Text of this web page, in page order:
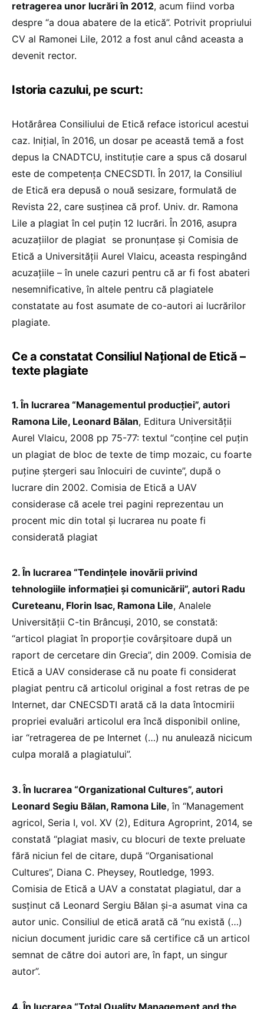
retragerea unor lucrări în 2012, acum fiind vorba
despre “a doua abatere de la etică”. Potrivit propriului
CV al Ramonei Lile, 2012 a fost anul când aceasta a
devenit rector.
Istoria cazului, pe scurt:
Hotărârea Consiliului de Etică reface istoricul acestui
caz. Inițial, în 2016, un dosar pe această temă a fost
depus la CNADTCU, instituție care a spus că dosarul
este de competența CNECSDTI. În 2017, la Consiliul
de Etică era depusă o nouă sesizare, formulată de
Revista 22, care susținea că prof. Univ. dr. Ramona
Lile a plagiat în cel puțin 12 lucrări. În 2016, asupra
acuzațiilor de plagiat se pronunțase și Comisia de
Etică a Universității Aurel Vlaicu, aceasta respingând
acuzațiile – în unele cazuri pentru că ar fi fost abateri
nesemnificative, în altele pentru că plagiatele
constatate au fost asumate de co-autori ai lucrărilor
plagiate.
Ce a constatat Consiliul Național de Etică –
texte plagiate
1. În lucrarea “Managementul producției”, autori
Ramona Lile, Leonard Bălan, Editura Universității
Aurel Vlaicu, 2008 pp 75-77: textul “conține cel puțin
un plagiat de bloc de texte de timp mozaic, cu foarte
puține ștergeri sau înlocuiri de cuvinte”, după o
lucrare din 2002. Comisia de Etică a UAV
considerase că acele trei pagini reprezentau un
procent mic din total și lucrarea nu poate fi
considerată plagiat
2. În lucrarea “Tendințele inovării privind
tehnologiile informației și comunicării”, autori Radu
Cureteanu, Florin Isac, Ramona Lile, Analele
Universității C-tin Brâncuși, 2010, se constată:
“articol plagiat în proporție covârșitoare după un
raport de cercetare din Grecia”, din 2009. Comisia de
Etică a UAV considerase că nu poate fi considerat
plagiat pentru că articolul original a fost retras de pe
Internet, dar CNECSDTI arată că la data întocmirii
propriei evaluări articolul era încă disponibil online,
iar “retragerea de pe Internet (…) nu anulează nicicum
culpa morală a plagiatului”.
3. În lucrarea “Organizational Cultures”, autori
Leonard Segiu Bălan, Ramona Lile, în “Management
agricol, Seria I, vol. XV (2), Editura Agroprint, 2014, se
constată “plagiat masiv, cu blocuri de texte preluate
fără niciun fel de citare, după “Organisational
Cultures”, Diana C. Pheysey, Routledge, 1993.
Comisia de Etică a UAV a constatat plagiatul, dar a
susținut că Leonard Sergiu Bălan și-a asumat vina ca
autor unic. Consiliul de etică arată că “nu există (…)
niciun document juridic care să certifice că un articol
semnat de către doi autori are, în fapt, un singur
autor”.